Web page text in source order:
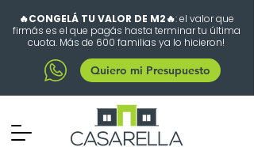
🔥CONGELÁ TU VALOR DE M2🔥: el valor que
firmás es el que pagás hasta terminar tu última
cuota. Más de 600 familias ya lo hicieron!
Quiero mi Presupuesto